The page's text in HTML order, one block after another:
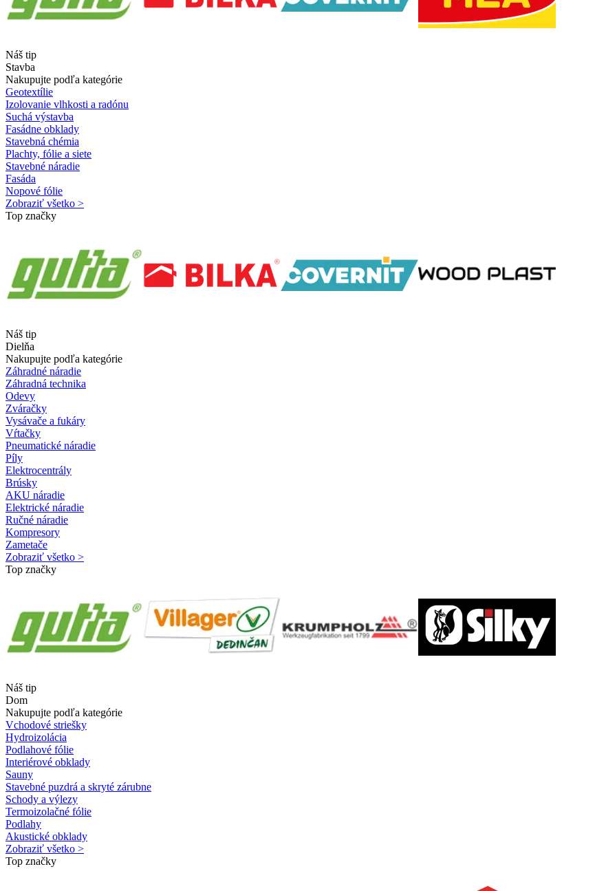
Náš tip
Stavba
Nakupujte podľa kategórie
Geotextílie
Izolovanie vlhkosti a radónu
Suchá výstavba
Fasádne obklady
Stavebná chémia
Plachty, fólie a siete
Stavebné náradie
Fasáda
Nopové fólie
Zobraziť všetko >
Top značky
Náš tip
Dielňa
Nakupujte podľa kategórie
Záhradné náradie
Záhradná technika
Odevy
Zváračky
Vysávače a fukáry
Vŕtačky
Pneumatické náradie
Píly
Elektrocentrály
Brúsky
AKU náradie
Elektrické náradie
Ručné náradie
Kompresory
Zametače
Zobraziť všetko >
Top značky
Náš tip
Dom
Nakupujte podľa kategórie
Vchodové striešky
Hydroizolácia
Podlahové fólie
Interiérové obklady
Sauny
Stavebné puzdrá a skryté zárubne
Schody a výlezy
Termoizolačné fólie
Podlahy
Akustické obklady
Zobraziť všetko >
Top značky